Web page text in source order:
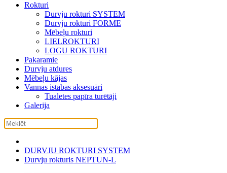
Rokturi
Durvju rokturi SYSTEM
Durvju rokturi FORME
Mēbeļu rokturi
LIELROKTURI
LOGU ROKTURI
Pakaramie
Durvju atdures
Mēbeļu kājas
Vannas istabas aksesuāri
Tualetes papīra turētāji
Galerija
DURVJU ROKTURI SYSTEM
Durvju rokturis NEPTUN-L